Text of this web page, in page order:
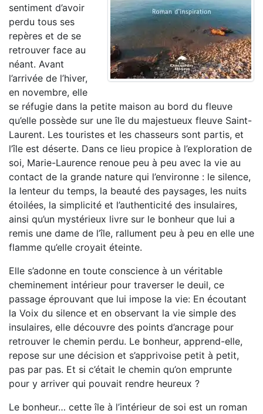
sentiment d’avoir
perdu tous ses
repères et de se
retrouver face au
néant. Avant
l’arrivée de l’hiver,
en novembre, elle
se réfugie dans la petite maison au bord du fleuve
qu’elle possède sur une île du majestueux fleuve Saint-
Laurent. Les touristes et les chasseurs sont partis, et
l’île est déserte. Dans ce lieu propice à l’exploration de
soi, Marie-Laurence renoue peu à peu avec la vie au
contact de la grande nature qui l’environne : le silence,
la lenteur du temps, la beauté des paysages, les nuits
étoilées, la simplicité et l’authenticité des insulaires,
ainsi qu’un mystérieux livre sur le bonheur que lui a
remis une dame de l’île, rallument peu à peu en elle une
flamme qu’elle croyait éteinte.
Elle s’adonne en toute conscience à un véritable
cheminement intérieur pour traverser le deuil, ce
passage éprouvant que lui impose la vie: En écoutant
la Voix du silence et en observant la vie simple des
insulaires, elle découvre des points d’ancrage pour
retrouver le chemin perdu. Le bonheur, apprend-elle,
repose sur une décision et s’apprivoise petit à petit,
pas par pas. Et si c’était le chemin qu’on emprunte
pour y arriver qui pouvait rendre heureux ?
Le bonheur… cette île à l’intérieur de soi est un roman